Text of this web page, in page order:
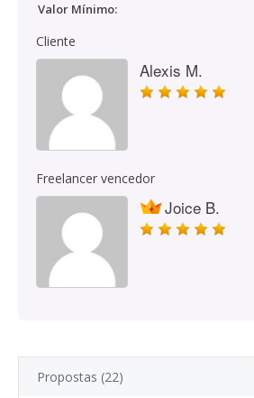
Valor Mínimo:
Cliente
Alexis M.
Freelancer vencedor
Joice B.
Propostas (22)